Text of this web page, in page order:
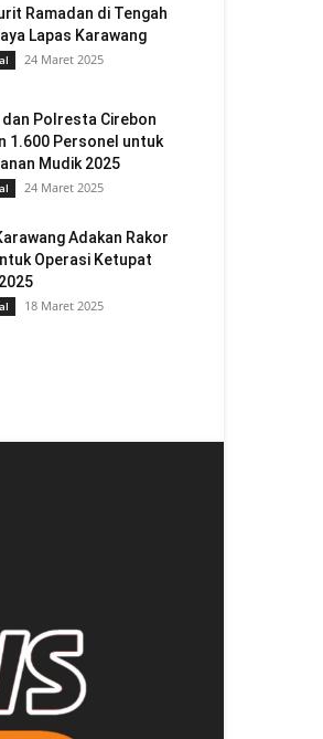
Ramadan di Tengah
Lapas Karawang
24 Maret 2025
dan Polresta Cirebon
1.600 Personel untuk
Mudik 2025
24 Maret 2025
Adakan Rakor
Operasi Ketupat
18 Maret 2025